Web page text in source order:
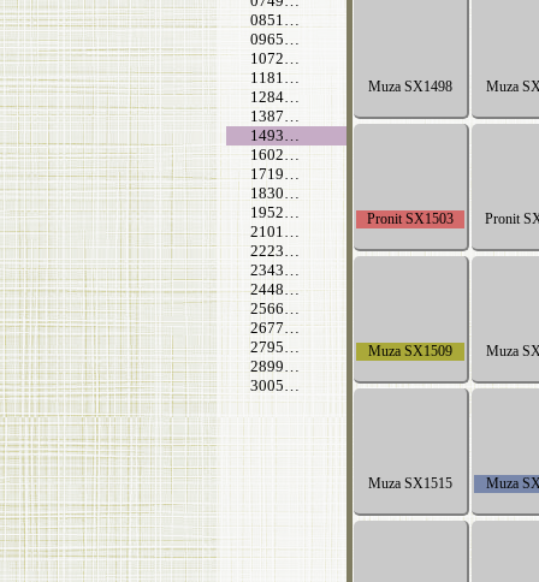
0851…
0965…
1072…
1181…
1284…
1387…
1493…
1602…
1719…
1830…
1952…
2101…
2223…
2343…
2448…
2566…
2677…
2795…
2899…
3005…